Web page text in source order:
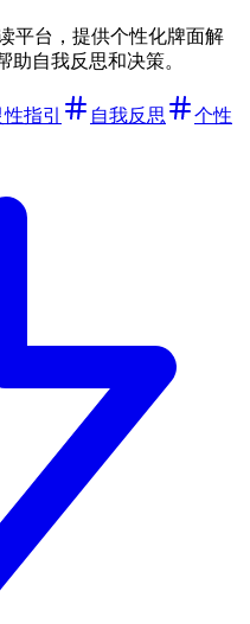
平台，提供个性化牌面解
自我反思和决策。
性指引 自我反思
个性